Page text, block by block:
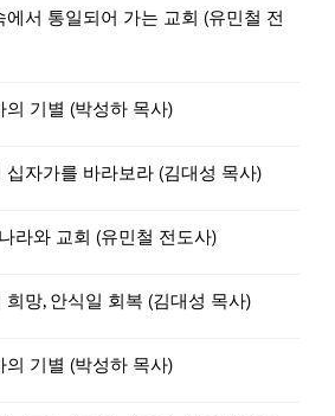
서 통일되어 가는 교회 (유민철 전
기별 (박성하 목사)
자가를 바라보라 (김대성 목사)
라와 교회 (유민철 전도사)
망, 안식일 회복 (김대성 목사)
기별 (박성하 목사)